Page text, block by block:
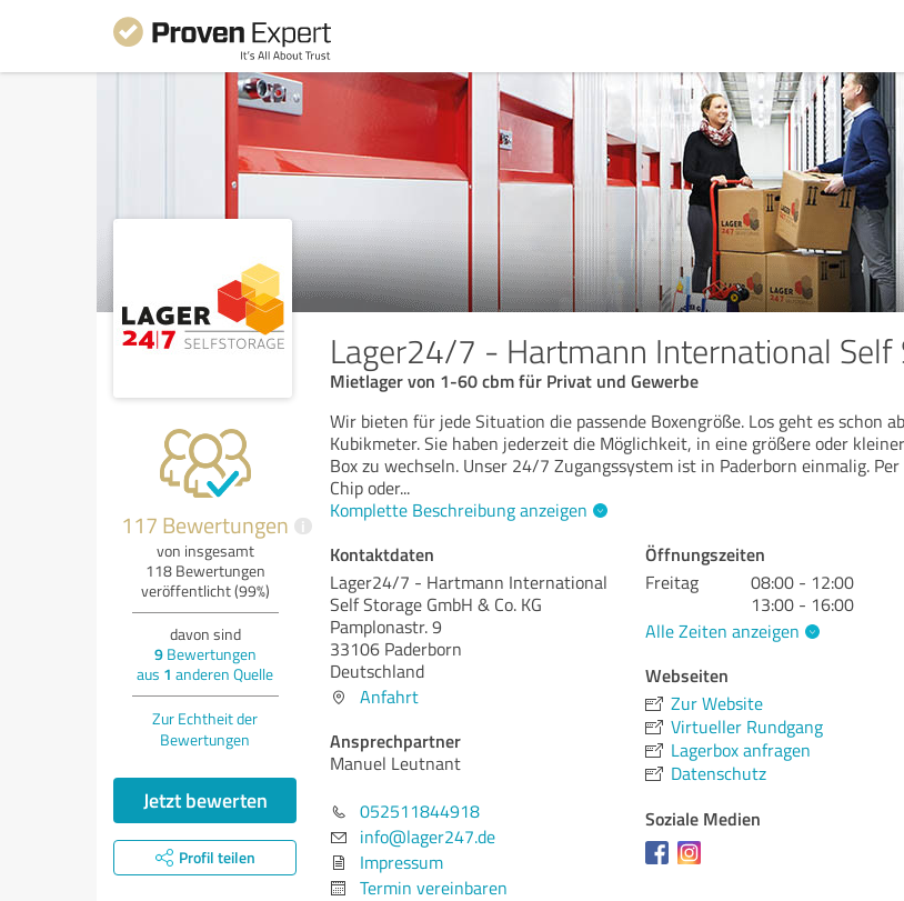
Lager24/7 - Hartmann International Self
Mietlager von 1-60 cbm für Privat und Gewerbe
117 Bewertungen i
von insgesamt
118 Bewertungen
veröffentlicht (99%)
davon sind
9Bewertungen
aus 1 anderen Quelle
Zur Echtheit der
Bewertungen
Jetzt bewerten
Profil teilen
Wir bieten für jede Situation die passende Boxengröße. Los geht es schon
Kubikmeter. Sie haben jederzeit die Möglichkeit, in eine größere oder
Box zu wechseln. Unser 24/7 Zugangssystem ist in Paderborn einmalig. Per
Chip oder...
Komplette Beschreibung anzeigen
Kontaktdaten
Lager24/7 - Hartmann International
Self Storage GmbH & Co. KG
Pamplonastr. 9
33106 Paderborn
Deutschland
Anfahrt
Ansprechpartner
Manuel Leutnant
052511844918
info@lager247.de
Impressum
Termin vereinbaren
Öffnungszeiten
Freitag
08:00 - 12:00
13:00 - 16:00
Alle Zeiten anzeigen
Webseiten
Zur Website
Virtueller Rundgang
Lagerbox anfragen
Datenschutz
Soziale Medien